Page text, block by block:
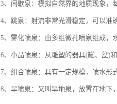
3、间歇泉：模拟自然界的地质现象，
4、跳泉：射流非常光滑稳定，可以准
5、雾化喷泉：由多组微孔喷泉组成，
6、小品喷泉：从雕塑的器具(罐、盆)
7、组合喷泉：具有一定规模，喷水形
8、旱喷泉：又叫旱地泉，放置在地下